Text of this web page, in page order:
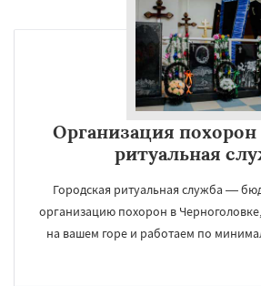
Организация похорон
ритуальная
Городская ритуальная служба —
организацию похорон в
на вашем горе и работаем по